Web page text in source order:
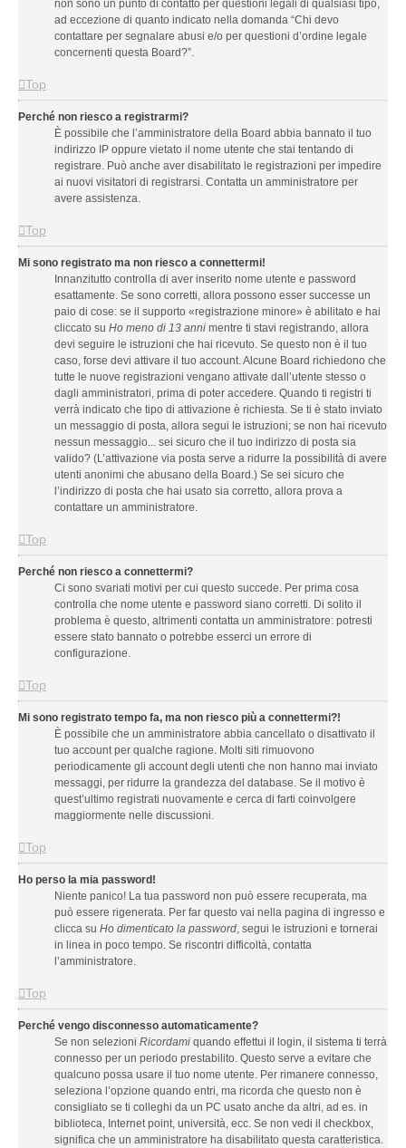
non sono un punto di contatto per questioni legali di qualsiasi tipo,
ad eccezione di quanto indicato nella domanda “Chi devo
contattare per segnalare abusi e/o per questioni d’ordine legale
concernenti questa Board?”.
Top
Perché non riesco a registrarmi?
È possibile che l’amministratore della Board abbia bannato il tuo
indirizzo IP oppure vietato il nome utente che stai tentando di
registrare. Può anche aver disabilitato le registrazioni per impedire
ai nuovi visitatori di registrarsi. Contatta un amministratore per
avere assistenza.
Top
Mi sono registrato ma non riesco a connettermi!
Innanzitutto controlla di aver inserito nome utente e password
esattamente. Se sono corretti, allora possono esser successe un
paio di cose: se il supporto «registrazione minore» è abilitato e hai
cliccato su Ho meno di 13 anni mentre ti stavi registrando, allora
devi seguire le istruzioni che hai ricevuto. Se questo non è il tuo
caso, forse devi attivare il tuo account. Alcune Board richiedono che
tutte le nuove registrazioni vengano attivate dall’utente stesso o
dagli amministratori, prima di poter accedere. Quando ti registri ti
verrà indicato che tipo di attivazione è richiesta. Se ti è stato inviato
un messaggio di posta, allora segui le istruzioni; se non hai ricevuto
nessun messaggio... sei sicuro che il tuo indirizzo di posta sia
valido? (L’attivazione via posta serve a ridurre la possibilità di avere
utenti anonimi che abusano della Board.) Se sei sicuro che
l’indirizzo di posta che hai usato sia corretto, allora prova a
contattare un amministratore.
Top
Perché non riesco a connettermi?
Ci sono svariati motivi per cui questo succede. Per prima cosa
controlla che nome utente e password siano corretti. Di solito il
problema è questo, altrimenti contatta un amministratore: potresti
essere stato bannato o potrebbe esserci un errore di
configurazione.
Top
Mi sono registrato tempo fa, ma non riesco più a connettermi?!
È possibile che un amministratore abbia cancellato o disattivato il
tuo account per qualche ragione. Molti siti rimuovono
periodicamente gli account degli utenti che non hanno mai inviato
messaggi, per ridurre la grandezza del database. Se il motivo è
quest’ultimo registrati nuovamente e cerca di farti coinvolgere
maggiormente nelle discussioni.
Top
Ho perso la mia password!
Niente panico! La tua password non può essere recuperata, ma
può essere rigenerata. Per far questo vai nella pagina di ingresso e
clicca su Ho dimenticato la password, segui le istruzioni e tornerai
in linea in poco tempo. Se riscontri difficoltà, contatta
l’amministratore.
Top
Perché vengo disconnesso automaticamente?
Se non selezioni Ricordami quando effettui il login, il sistema ti terrà
connesso per un periodo prestabilito. Questo serve a evitare che
qualcuno possa usare il tuo nome utente. Per rimanere connesso,
seleziona l’opzione quando entri, ma ricorda che questo non è
consigliato se ti colleghi da un PC usato anche da altri, ad es. in
biblioteca, Internet point, università, ecc. Se non vedi il checkbox,
significa che un amministratore ha disabilitato questa caratteristica.